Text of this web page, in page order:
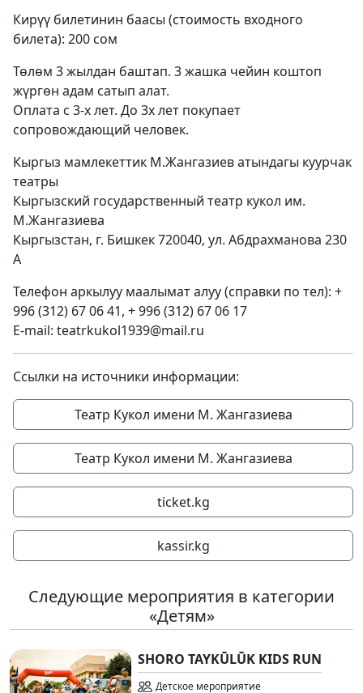
Кирүү билетинин баасы (стоимость входного
билета): 200 сом
Төлөм 3 жылдан баштап. 3 жашка чейин коштоп
жүргөн адам сатып алат.
Оплата с 3-х лет. До 3х лет покупает
сопровождающий человек.
Кыргыз мамлекеттик М.Жангазиев атындагы куурчак
театры
Кыргызский государственный театр кукол им.
М.Жангазиева
Кыргызстан, г. Бишкек 720040, ул. Абдрахманова 230
A
Телефон аркылуу маалымат алуу (справки по тел): +
996 (312) 67 06 41, + 996 (312) 67 06 17
E-mail: teatrkukol1939@mail.ru
Ссылки на источники информации:
Театр Кукол имени М. Жангазиева
Театр Кукол имени М. Жангазиева
ticket.kg
kassir.kg
Следующие мероприятия в категории
«Детям»
SHORO TAYKŪLŪK KIDS RUN
Детское мероприятие